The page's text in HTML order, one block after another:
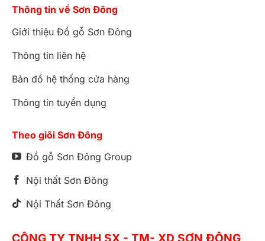
Thông tin về Sơn Đông
Giới thiệu Đồ gỗ Sơn Đông
Thông tin liên hệ
Bản đồ hệ thống cửa hàng
Thông tin tuyển dụng
Theo giõi Sơn Đông
Đồ gỗ Sơn Đông Group
Nội thất Sơn Đông
Nội Thất Sơn Đông
CÔNG TY TNHH SX - TM- XD SƠN ĐÔNG